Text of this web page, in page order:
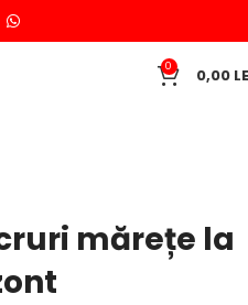
0 0,00
mărețe la